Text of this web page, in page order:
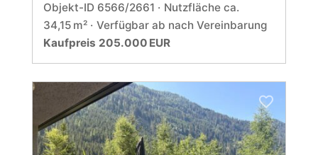
Objekt-ID 6566/2661
Nutzfläche ca.
34,15 m²
Verfügbar ab nach Vereinbarung
Kaufpreis 205.000 EUR